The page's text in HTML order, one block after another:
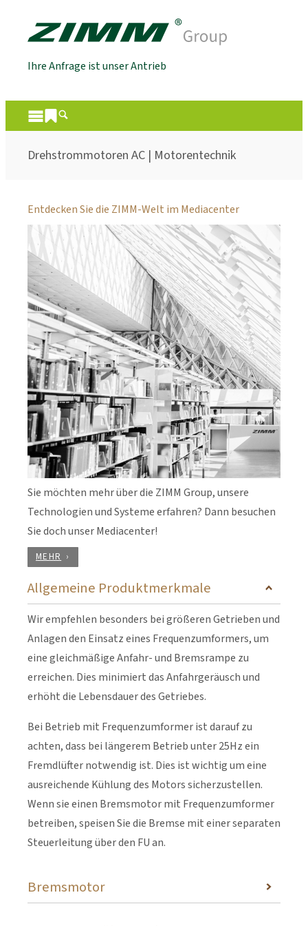
Ihre Anfrage ist unser Antrieb
Drehstrommotoren AC | Motorentechnik
Entdecken Sie die ZIMM-Welt im Mediacenter
Sie möchten mehr über die ZIMM Group, unsere
Technologien und Systeme erfahren? Dann besuchen
Sie doch unser Mediacenter!
MEHR
Allgemeine Produktmerkmale
Wir empfehlen besonders bei größeren Getrieben und
Anlagen den Einsatz eines Frequenzumformers, um
eine gleichmäßige Anfahr- und Bremsrampe zu
erreichen. Dies minimiert das Anfahrgeräusch und
erhöht die Lebensdauer des Getriebes.
Bei Betrieb mit Frequenzumformer ist darauf zu
achten, dass bei längerem Betrieb unter 25Hz ein
Fremdlüfter notwendig ist. Dies ist wichtig um eine
ausreichende Kühlung des Motors sicherzustellen.
Wenn sie einen Bremsmotor mit Frequenzumformer
betreiben, speisen Sie die Bremse mit einer separaten
Steuerleitung über den FU an.
Bremsmotor